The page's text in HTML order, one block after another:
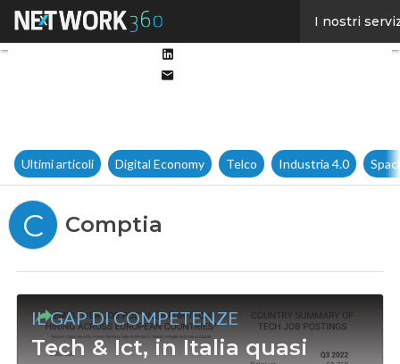
I nostri
Ultimi articoli Digital Economy Telco Industria 4.0
C Comptia
IL GAP DI COMPETENZE
Tech & Ict, in Italia quasi